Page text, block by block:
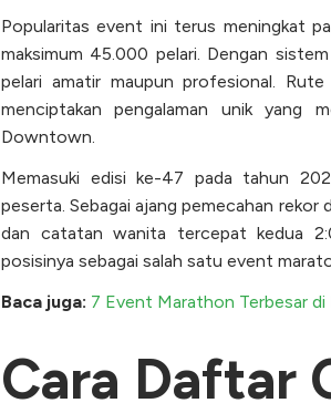
Popularitas event ini terus meningkat
maksimum 45.000 pelari. Dengan
pelari amatir maupun profesional.
menciptakan pengalaman unik yang
Downtown.
Memasuki edisi ke-47 pada tahun
peserta. Sebagai ajang pemecahan
dan catatan wanita tercepat kedua
posisinya sebagai salah satu event
Baca juga: 7 Event Marathon Terbesar di
Cara Daftar